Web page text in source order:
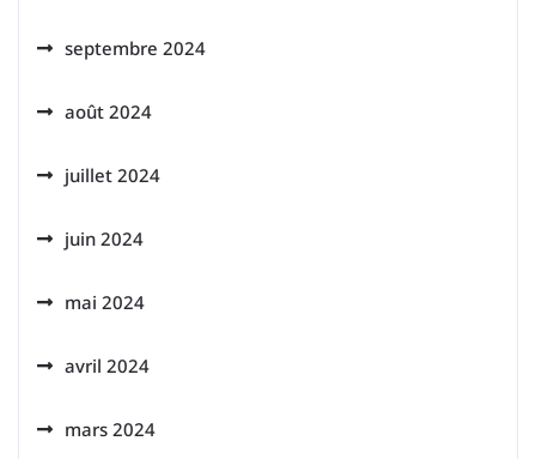
septembre 2024
août 2024
juillet 2024
juin 2024
mai 2024
avril 2024
mars 2024